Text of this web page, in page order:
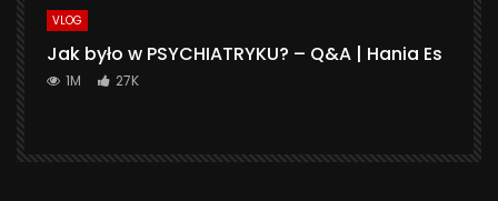
VLOG
Jak było w PSYCHIATRYKU? – Q&A | Hania Es
1M 27K